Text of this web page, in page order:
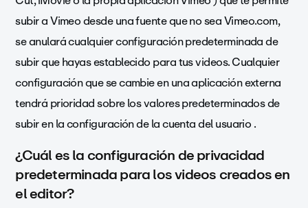
subir a Vimeo desde una fuente que no sea Vimeo.com,
se anulará cualquier configuración predeterminada de
subir que hayas establecido para tus videos. Cualquier
configuración que se cambie en una aplicación externa
tendrá prioridad sobre los valores predeterminados de
subir en la configuración de la cuenta del usuario .
¿Cuál es la configuración de privacidad
predeterminada para los videos creados en
el editor?